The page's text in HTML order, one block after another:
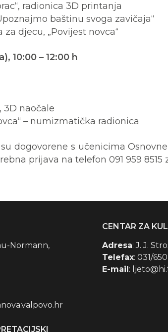
radionica 3D printanja
baštinu svoga zavičaja“
djecu, „Povijest novca“
10:00 – 12:00 h
3D naočale
– numizmatička radionica
dogovorene s učenicima
prijava na telefon 091 959
Normann,
CENTAR ZA
Adresa: J. J.
Telefax: 031/
E-mail :